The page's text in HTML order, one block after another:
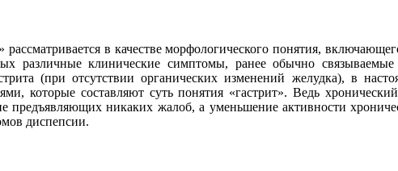
в качестве морфологического понятия,
различные клинические симптомы, ранее обычно
(при отсутствии органических изменений желудка), в
которые составляют суть понятия «гастрит». Ведь
предъявляющих никаких жалоб, а уменьшение активности
диспепсии.